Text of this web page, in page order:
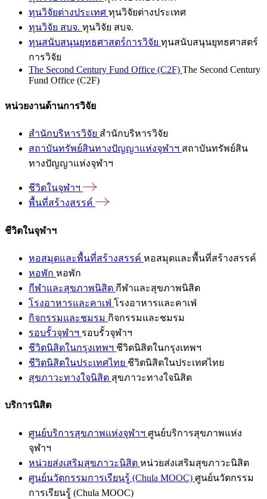
ทุนวิจัยต่างประเทศ ทุนวิจัยต่างประเทศ
ทุนวิจัย สบจ. ทุนวิจัย สบจ.
ทุนสนับสนุนยุทธศาสตร์การวิจัย ทุนสนับสนุนยุทธศาสตร์
การวิจัย
The Second Century Fund Office (C2F) The Second Century
Fund Office (C2F)
หน่วยงานด้านการวิจัย
สำนักบริหารวิจัย สำนักบริหารวิจัย
สถาบันทรัพย์สินทางปัญญาแห่งจุฬาฯ สถาบันทรัพย์สิน
ทางปัญญาแห่งจุฬาฯ
ชีวิตในจุฬาฯ
พื้นที่สร้างสรรค์
ชีวิตในจุฬาฯ
หอสมุดและพื้นที่สร้างสรรค์ หอสมุดและพื้นที่สร้างสรรค์
หอพัก หอพัก
กีฬาและสุขภาพนิสิต กีฬาและสุขภาพนิสิต
โรงอาหารและคาเฟ่ โรงอาหารและคาเฟ่
กิจกรรมและชมรม กิจกรรมและชมรม
รอบรั้วจุฬาฯ รอบรั้วจุฬาฯ
ชีวิตนิสิตในกรุงเทพฯ ชีวิตนิสิตในกรุงเทพฯ
ชีวิตนิสิตในประเทศไทย ชีวิตนิสิตในประเทศไทย
สุขภาวะทางใจนิสิต สุขภาวะทางใจนิสิต
บริการนิสิต
ศูนย์บริการสุขภาพแห่งจุฬาฯ ศูนย์บริการสุขภาพแห่ง
จุฬาฯ
หน่วยส่งเสริมสุขภาวะนิสิต หน่วยส่งเสริมสุขภาวะนิสิต
ศูนย์นวัตกรรมการเรียนรู้ (Chula MOOC) ศูนย์นวัตกรรม
การเรียนรู้ (Chula MOOC)